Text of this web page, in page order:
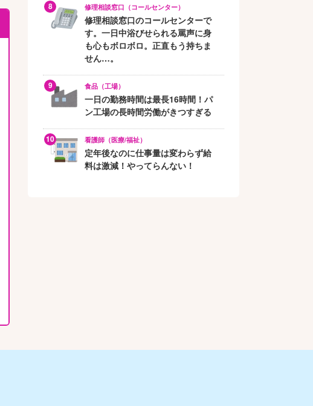
修理相談窓口（コールセンター）
修理相談窓口のコールセンターで
す。一日中浴びせられる罵声に身
も心もボロボロ。正直もう持ちま
せん…。
食品（工場）
一日の勤務時間は最長16時間！パ
ン工場の長時間労働がきつすぎる
看護師（医療/福祉）
定年後なのに仕事量は変わらず給
料は激減！やってらんない！